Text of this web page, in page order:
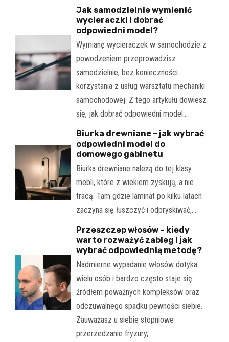
Jak samodzielnie wymienić
wycieraczki i dobrać
odpowiedni model?
Wymianę wycieraczek w samochodzie z
powodzeniem przeprowadzisz
samodzielnie, bez konieczności
korzystania z usług warsztatu mechaniki
samochodowej. Z tego artykułu dowiesz
się, jak dobrać odpowiedni model…
Biurka drewniane – jak wybrać
odpowiedni model do
domowego gabinetu
Biurka drewniane należą do tej klasy
mebli, które z wiekiem zyskują, a nie
tracą. Tam gdzie laminat po kilku latach
zaczyna się łuszczyć i odpryskiwać,…
Przeszczep włosów – kiedy
warto rozważyć zabieg i jak
wybrać odpowiednią metodę?
Nadmierne wypadanie włosów dotyka
wielu osób i bardzo często staje się
źródłem poważnych kompleksów oraz
odczuwalnego spadku pewności siebie.
Zauważasz u siebie stopniowe
przerzedzanie fryzury,…